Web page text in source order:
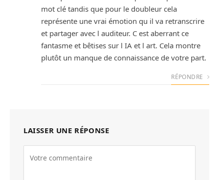
mot clé tandis que pour le doubleur cela
représente une vrai émotion qu il va retranscrire
et partager avec l auditeur. C est aberrant ce
fantasme et bêtises sur l IA et l art. Cela montre
plutôt un manque de connaissance de votre part.
RÉPONDRE
LAISSER UNE RÉPONSE